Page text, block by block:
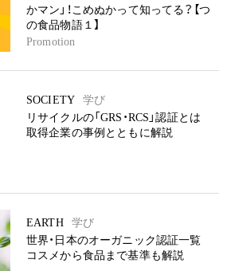
かマン」！こめぬかって知ってる？【つ
の食品物語１】
Promotion
SOCIETY
学び
リサイクルの「GRS・RCS」認証とは
取得企業の事例とともに解説
EARTH
学び
世界・日本のオーガニック認証一覧
コスメから食品まで基準も解説